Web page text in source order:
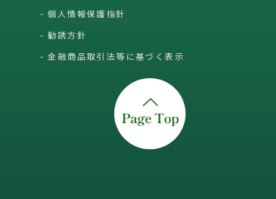
個人情報保護指針
勧誘方針
金融商品取引法等に基づく表示